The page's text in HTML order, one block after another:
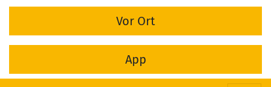
Vor Ort
App